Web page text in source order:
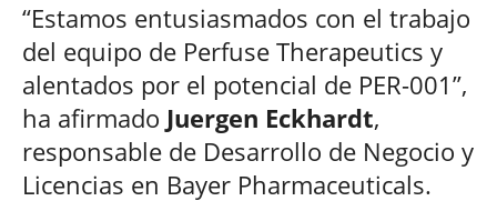
“Estamos entusiasmados con el trabajo
del equipo de Perfuse Therapeutics y
alentados por el potencial de PER-001”,
ha afirmado Juergen Eckhardt,
responsable de Desarrollo de Negocio y
Licencias en Bayer Pharmaceuticals.